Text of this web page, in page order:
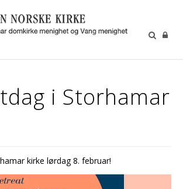
i Storhamar
kirke lørdag 8. februar!